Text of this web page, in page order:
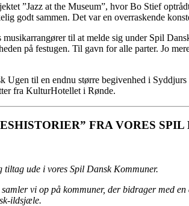
”Jazz at the Museum”, hvor Bo Stief
godt sammen. Det var en overraskende
til at melde sig under Spil
på festugen. Til gavn for alle parter. Jo
Ugen til en endnu større begivenhed i
fra KulturHotellet i Rønde.
FRA VORES
ude i vores Spil Dansk Kommuner.
samler vi op på kommuner, der bidrager med
ildsjæle.